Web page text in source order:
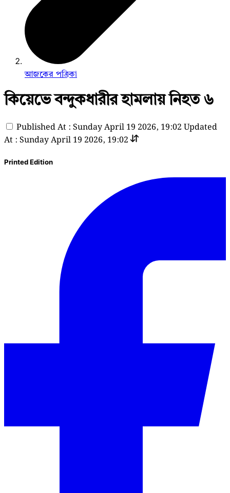
আজকের পত্রিকা
কিয়েভে বন্দুকধারীর হামলায় নিহত ৬
Published At : Sunday April 19 2026, 19:02 Updated
At : Sunday April 19 2026, 19:02
Printed Edition